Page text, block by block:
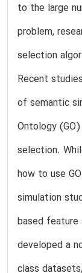
to the large
problem,
selection
Recent
of semantic
Ontology
selection.
how to use
simulation
based
developed a
class